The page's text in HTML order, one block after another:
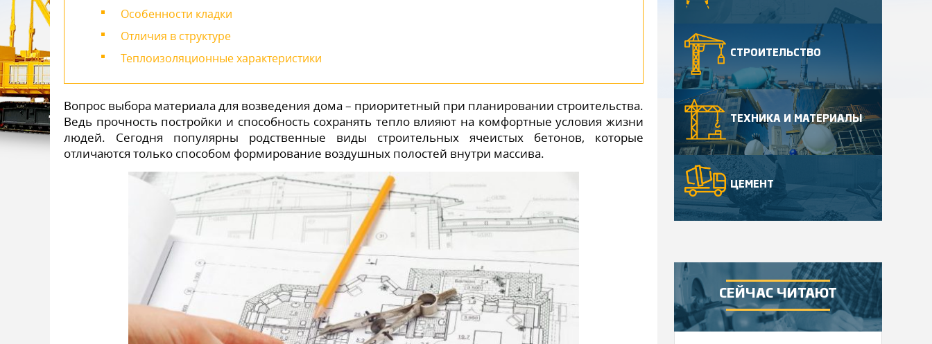
Особенности кладки
Отличия в структуре
Теплоизоляционные характеристики
Вопрос выбора материала для возведения дома – приоритетный при планировании строительства.
Ведь прочность постройки и способность сохранять тепло влияют на комфортные условия жизни
людей. Сегодня популярны родственные виды строительных ячеистых бетонов, которые
отличаются только способом формирование воздушных полостей внутри массива.
СТРОИТЕЛЬСТВО
ТЕХНИКА И МАТЕРИАЛЫ
ЦЕМЕНТ
СЕЙЧАС ЧИТАЮТ